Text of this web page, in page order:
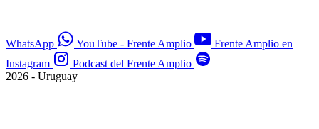
WhatsApp YouTube - Frente Amplio
Frente Amplio en
Instagram
Podcast del Frente Amplio
2026 - Uruguay